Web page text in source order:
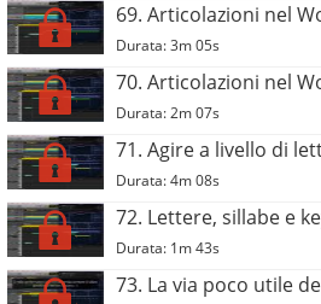
69. Articolazioni nel
Durata: 3m 05s
70. Articolazioni nel
Durata: 2m 07s
71. Agire a livello di
Durata: 4m 08s
72. Lettere, sillabe e
Durata: 1m 43s
73. La via poco utile